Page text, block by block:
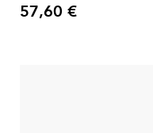
Preis
57,60 €